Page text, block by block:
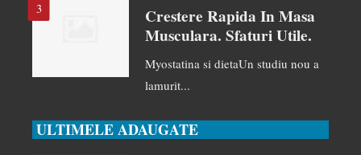
3
Crestere Rapida In Masa
Musculara. Sfaturi Utile.
Myostatina si dietaUn studiu nou a
lamurit...
ULTIMELE ADAUGATE